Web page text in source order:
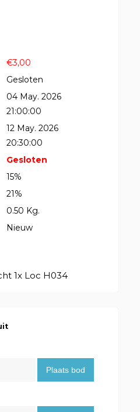
€3,00
Gesloten
04 May. 2026
21:00:00
12 May. 2026
20:30:00
Gesloten
15%
21%
0.50 Kg.
Nieuw
1x Loc H034